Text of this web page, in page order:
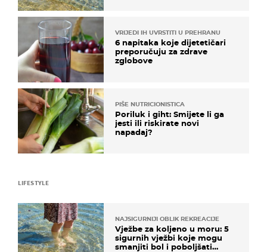
VRIJEDI IH UVRSTITI U PREHRANU
6 napitaka koje dijetetičari
preporučuju za zdrave
zglobove
PIŠE NUTRICIONISTICA
Poriluk i giht: Smijete li ga
jesti ili riskirate novi
napadaj?
LIFESTYLE
NAJSIGURNIJI OBLIK REKREACIJE
Vježbe za koljeno u moru: 5
sigurnih vježbi koje mogu
smanjiti bol i poboljšati